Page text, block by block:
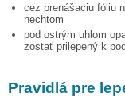
cez prenášaciu fóliu
nechtom
pod ostrým uhlom
zostať prilepený k
Pravidlá pre